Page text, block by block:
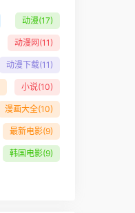
动漫(17)
动漫网 (11)
动漫下载(11)
小说(10)
漫画大全(10)
最新电影(9)
韩国电影(9)